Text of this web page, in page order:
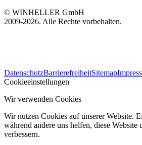
© WINHELLER GmbH
2009-2026. Alle Rechte vorbehalten.
WINHELLER GmbH
DatenschutzBarrierefreiheitSitemap
Cookieeinstellungen
Wir verwenden Cookies
Wir nutzen Cookies auf unserer Website.
während andere uns helfen, diese Website
verbessern.